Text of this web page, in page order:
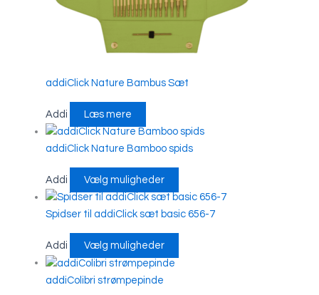
addiClick Nature Bambus Sæt
Addi Læs mere
addiClick Nature Bamboo spids
Addi Vælg muligheder
Spidser til addiClick sæt basic 656-7
Addi Vælg muligheder
addiColibri strømpepinde